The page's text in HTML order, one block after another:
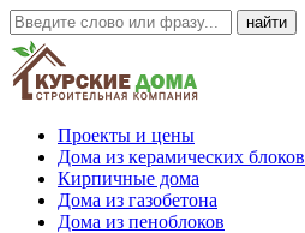
Проекты и цены
Дома из керамических блоков
Кирпичные дома
Дома из газобетона
Дома из пеноблоков